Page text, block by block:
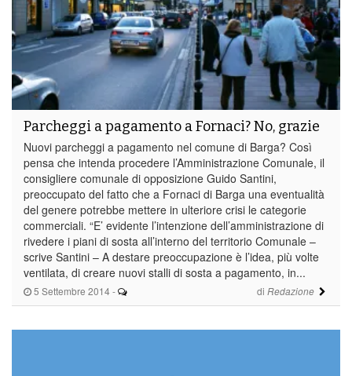
5 Settembre 2014 - di Redazione
Parcheggi a pagamento a Fornaci? No, grazie
Nuovi parcheggi a pagamento nel comune di Barga? Così
pensa che intenda procedere l’Amministrazione Comunale, il
consigliere comunale di opposizione Guido Santini,
preoccupato del fatto che a Fornaci di Barga una eventualità
del genere potrebbe mettere in ulteriore crisi le categorie
commerciali. “E’ evidente l’intenzione dell’amministrazione di
rivedere i piani di sosta all’interno del territorio Comunale –
scrive Santini – A destare preoccupazione è l’idea, più volte
ventilata, di creare nuovi stalli di sosta a pagamento, in...